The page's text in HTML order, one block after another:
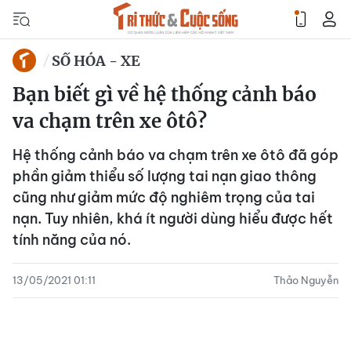
SỐ HÓA - XE
Bạn biết gì về hệ thống cảnh báo
va chạm trên xe ôtô?
Hệ thống cảnh báo va chạm trên xe ôtô đã góp
phần giảm thiểu số lượng tai nạn giao thông
cũng như giảm mức độ nghiêm trọng của tai
nạn. Tuy nhiên, khá ít người dùng hiểu được hết
tính năng của nó.
13/05/2021 01:11 Thảo Nguyễn